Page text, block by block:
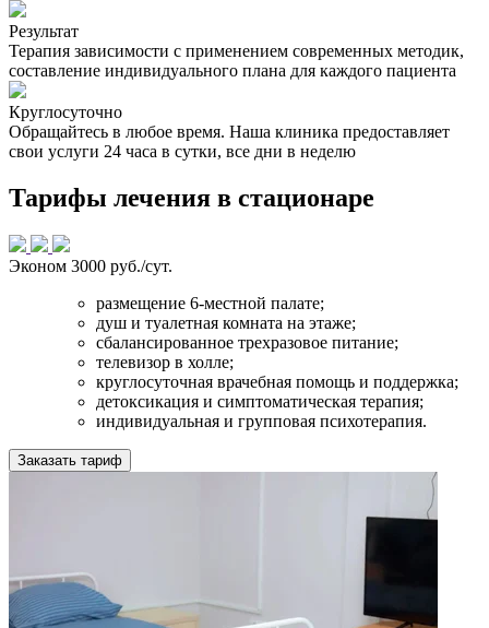
Результат
Терапия зависимости с применением современных методик,
составление индивидуального плана для каждого пациента
Круглосуточно
Обращайтесь в любое время. Наша клиника предоставляет
свои услуги 24 часа в сутки, все дни в неделю
Тарифы лечения в стационаре
Эконом 3000 руб./сут.
размещение 6-местной палате;
душ и туалетная комната на этаже;
сбалансированное трехразовое питание;
телевизор в холле;
круглосуточная врачебная помощь и поддержка;
детоксикация и симптоматическая терапия;
индивидуальная и групповая психотерапия.
Заказать тариф